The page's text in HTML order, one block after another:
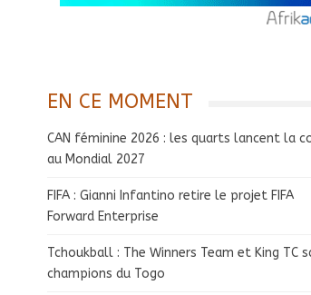
EN CE MOMENT
CAN féminine 2026 : les quarts lancent la
au Mondial 2027
FIFA : Gianni Infantino retire le projet FIFA
Forward Enterprise
Tchoukball : The Winners Team et King TC
champions du Togo